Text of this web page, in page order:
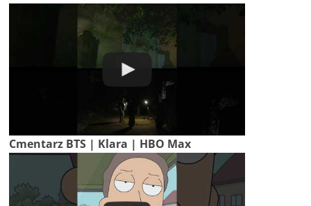
Cmentarz BTS | Klara | HBO Max